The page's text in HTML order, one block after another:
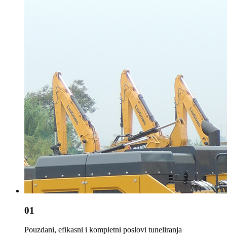
01
Pouzdani, efikasni i kompletni poslovi tuneliranja